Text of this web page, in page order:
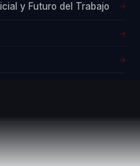
y Futuro del Trabajo →
→
→